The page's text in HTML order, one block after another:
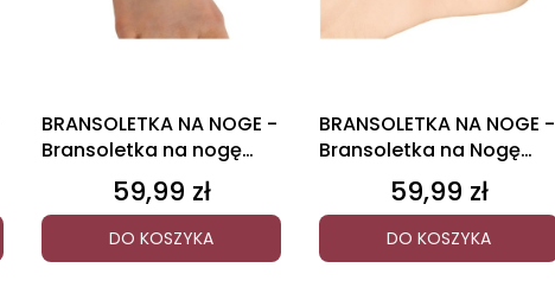
BRANSOLETKA NA NOGE -
Bransoletka na nogę
CyrkonieCena
59,99 zł
DO KOSZYKA
BRANSOLETKA NA NOGE -
Bransoletka na Nogę
Serduszka
Cena
59,99 zł
DO KOSZYKA